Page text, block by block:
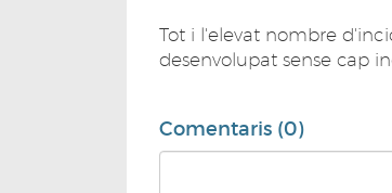
Tot i l'elevat nombre
desenvolupat sense cap
Comentaris (0)